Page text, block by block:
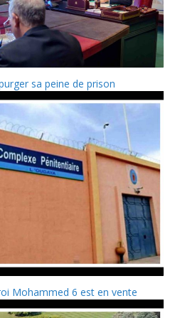
sa peine de prison
Mohammed 6 est en vente